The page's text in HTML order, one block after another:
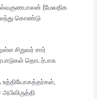
(மேலதிக
கொண்டு
சிறுவர் சார்
தொடர்பாக
உத்தியோகத்தர்கள்,